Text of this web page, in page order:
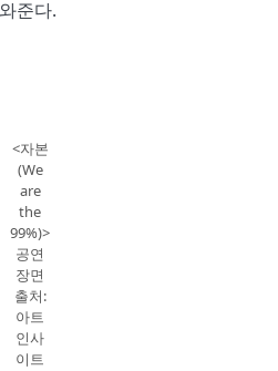
준다.
<자본
(We
are
the
99%)>
공연
장면
출처:
아트
인사
이트